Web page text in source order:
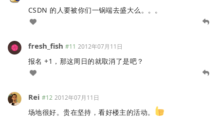
CSDN 的人要被你们一锅端去盛大么。。。
fresh_fish #11 2012年07月11日
报名 +1，那这周日的就取消了是吧？
Rei #12 2012年07月11日
场地很好。贵在坚持，看好楼主的活动。